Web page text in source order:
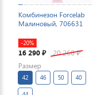
Комбинезон Forcelab
Малиновый, 706631
-20%
16 290 ₽ 20 260₽
Размер
42 46 50 40